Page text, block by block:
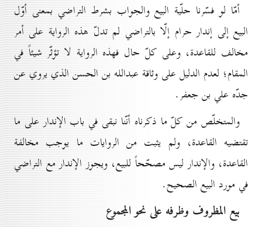
أمّا لو فسّرنا حلّية البيع والجواب بشرط التراضي بمعنى أوّل
البيع إلى إندار حرام إلّا بالتراضي لم تدلّ هذه الرواية على أمر
مخالف للقاعدة، وعلى كلّ حال فهذه الرواية لا تؤثّر شيئاً في
المقام؛ لعدم الدليل على وثاقة عبدالله بن الحسن الذي يروي عن
جدّه علي بن جعفر.
والمتخلّص من كلّ ما ذكرناه أنّنا نبقى في باب الإندار على ما
تقتضيه القاعدة، ولم يثبت من الروايات ما يوجب مخالفة
القاعدة، والإندار ليس مصحّحاً للبيع، ويجوز الإندار مع التراضي
في مورد البيع الصحيح.
بيع المظروف وظرفه على نحو المجموع